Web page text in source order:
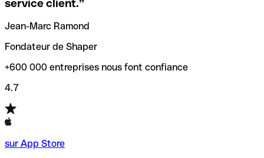
codes SWIFT par nom de banque.
service client.”
Jean-Marc Ramond
Fondateur de Shaper
+600 000 entreprises nous font confiance
4.7
sur App Store